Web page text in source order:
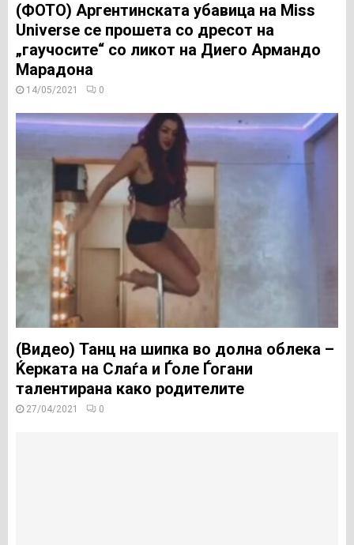
(ФОТО) Аргентинската убавица на Miss
Universe се прошета со дресот на
„гаучосите“ со ликот на Диего Армандо
Марадона
14/05/2021 0
(Видео) Танц на шипка во долна облека –
Ќерката на Слаѓа и Ѓоле Ѓогани
талентирана како родителите
27/04/2021 0